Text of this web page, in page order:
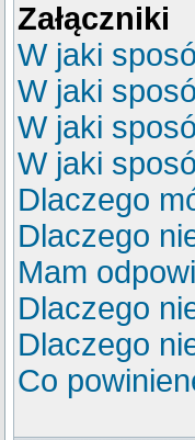
Załączniki
W jaki
W jaki
W jaki
W jaki
Dlaczego
Dlaczego
Mam
Dlaczego
Dlaczego
Co